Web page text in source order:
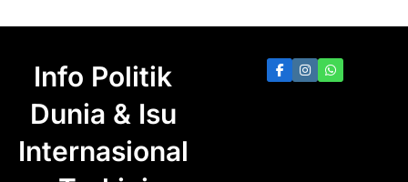
Info Politik
Dunia & Isu
Internasional